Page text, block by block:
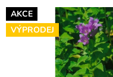
AKCE
VÝPRODEJ